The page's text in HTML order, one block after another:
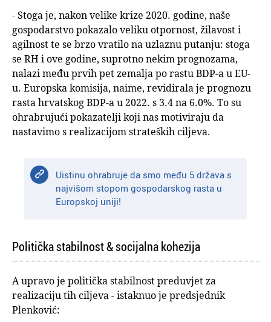
- Stoga je, nakon velike krize 2020. godine, naše
gospodarstvo pokazalo veliku otpornost, žilavost i
agilnost te se brzo vratilo na uzlaznu putanju: stoga
se RH i ove godine, suprotno nekim prognozama,
nalazi među prvih pet zemalja po rastu BDP-a u EU-
u. Europska komisija, naime, revidirala je prognozu
rasta hrvatskog BDP-a u 2022. s 3.4 na 6.0%. To su
ohrabrujući pokazatelji koji nas motiviraju da
nastavimo s realizacijom strateških ciljeva.
Uistinu ohrabruje da smo među 5 država s
najvišom stopom gospodarskog rasta u
Europskoj uniji!
Politička stabilnost & socijalna kohezija
A upravo je politička stabilnost preduvjet za
realizaciju tih ciljeva - istaknuo je predsjednik
Plenković: